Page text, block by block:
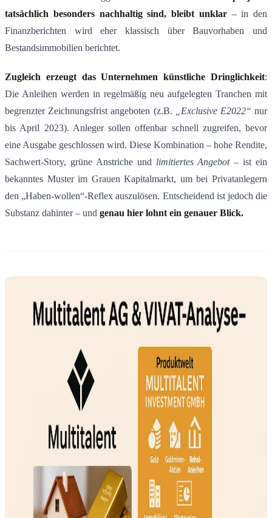
tatsächlich besonders nachhaltig sind, bleibt unklar– in den
Finanzberichten wird eher klassisch über Bauvorhaben und
Bestandsimmobilien berichtet.
Zugleich erzeugt das Unternehmen künstliche Dringlichkeit:
Die Anleihen werden in regelmäßig neu aufgelegten Tranchen mit
begrenzter Zeichnungsfrist angeboten (z.B.
„Exclusive E2022“ nur
bis April 2023​). Anleger sollen offenbar schnell zugreifen, bevor
eine Ausgabe geschlossen wird. Diese Kombination – hohe Rendite,
Sachwert-Story, grüne Anstriche und limitiertes Angebot– ist ein
bekanntes Muster im Grauen Kapitalmarkt, um bei Privatanlegern
den „Haben-wollen“-Reflex auszulösen. Entscheidend ist jedoch die
Substanz dahinter – und genau hier lohnt ein genauer Blick.